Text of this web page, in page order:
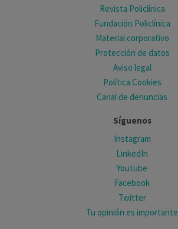
Revista Policlínica
Fundación Policlínica
Material corporativo
Protección de datos
Aviso legal
Política Cookies
Canal de denuncias
Síguenos
Instagram
LinkedIn
Youtube
Facebook
Twitter
Tu opinión es importante